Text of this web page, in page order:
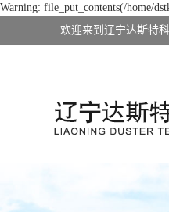
Warning: file_put_contents(/home/
欢迎来到辽宁达斯特